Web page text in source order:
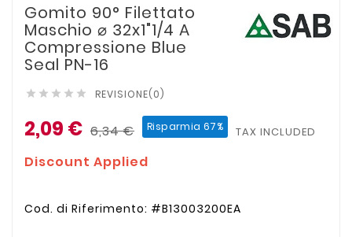
Gomito 90° Filettato
Maschio ⌀ 32x1"1/4 A
Compressione Blue
Seal PN-16
     REVISIONE(0)
2,09 € 6,34 € Risparmia 67% TAX INCLUDED
Discount Applied
Cod. di Riferimento: #B13003200EA